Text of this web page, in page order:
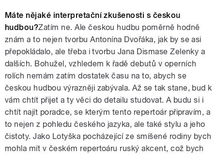
Máte nějaké interpretační zkušenosti s českou
hudbou?Zatím ne. Ale českou hudbu poměrně hodně
znám a to nejen tvorbu Antonína Dvořáka, jak by se asi
přepokládalo, ale třeba i tvorbu Jana Dismase Zelenky a
dalších. Bohužel, vzhledem k řadě debutů v operních
rolích nemám zatím dostatek času na to, abych se
českou hudbou výrazněji zabývala. Až se tak stane, bud k
vám chtít přijet a ty věci do detailu studovat. A budu si i
chtít najít poradce, se kterým tento repertoár připravím, a
to nejen z pohledu českého jazyka, ale také stylu a jeho
čistoty. Jako Lotyška pocházející ze smíšené rodiny bych
mohla mít v českém repertoáru ruský akcent, což bych